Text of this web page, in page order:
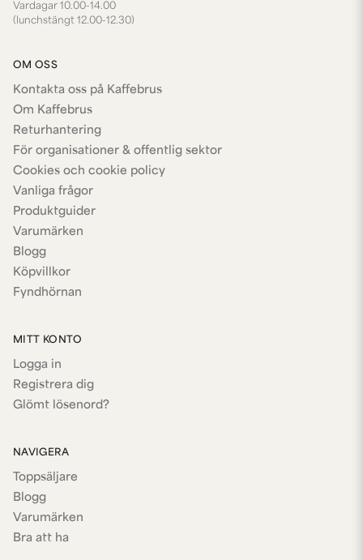
Vardagar 10.00-14.00
(lunchstängt 12.00-12.30)
OM OSS
Kontakta oss på Kaffebrus
Om Kaffebrus
Returhantering
För organisationer & offentlig sektor
Cookies och cookie policy
Vanliga frågor
Produktguider
Varumärken
Blogg
Köpvillkor
Fyndhörnan
MITT KONTO
Logga in
Registrera dig
Glömt lösenord?
NAVIGERA
Toppsäljare
Blogg
Varumärken
Bra att ha